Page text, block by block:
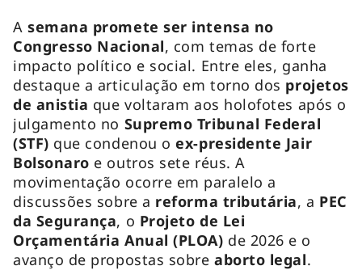
Asemana promete ser intensa no
Congresso Nacional, com temas de forte
impacto político e social. Entre eles, ganha
destaque a articulação em torno dos projetos
de anistia que voltaram aos holofotes após o
julgamento no Supremo Tribunal Federal
(STF) que condenou oex-presidente Jair
Bolsonaro e outros sete réus. A
movimentação ocorre em paralelo a
discussões sobre a reforma tributária, a PEC
da Segurança, o Projeto de Lei
Orçamentária Anual (PLOA) de 2026 e o
avanço de propostas sobreaborto legal.